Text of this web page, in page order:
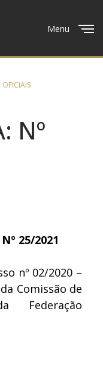
Menu
Nº
25/2021
nº 02/2020 –
Comissão de
Federação